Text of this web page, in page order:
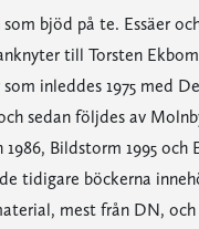
bjöd på te. Essäer
till Torsten
som inleddes 1975 med
sedan följdes av
Bildstorm 1995 och
tidigare böckerna
mest från DN, och